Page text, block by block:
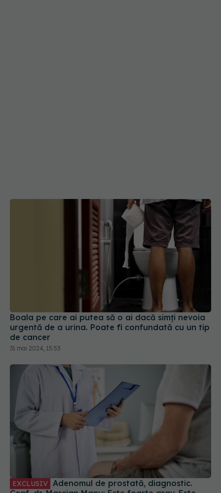
Boala pe care ai putea să o ai dacă simți nevoia
urgentă de a urina. Poate fi confundată cu un tip
de cancer
31 mai 2024, 15:53
EXCLUSIV